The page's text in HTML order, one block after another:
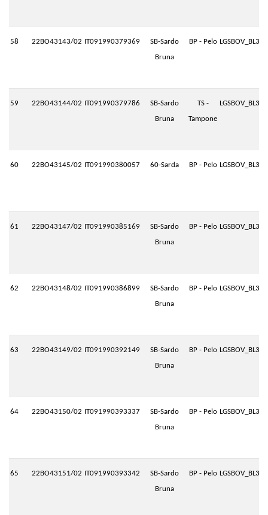
58 22BO43143/02 IT091990379369
SB-Sardo
Bruna
BP - Pelo LGSBOV_BL3.P
59 22BO43144/02 IT091990379786
SB-Sardo
Bruna
TS -
Tampone
LGSBOV_BL3.P
60 22BO43145/02 IT091990380057 60-Sarda BP - Pelo LGSBOV_BL3.P
61 22BO43147/02 IT091990385169
SB-Sardo
Bruna
BP - Pelo LGSBOV_BL3.P
62 22BO43148/02 IT091990386899
SB-Sardo
Bruna
BP - Pelo LGSBOV_BL3.P
63 22BO43149/02 IT091990392149
SB-Sardo
Bruna
BP - Pelo LGSBOV_BL3.P
64 22BO43150/02 IT091990393337
SB-Sardo
Bruna
BP - Pelo LGSBOV_BL3.P
65 22BO43151/02 IT091990393342
SB-Sardo
Bruna
BP - Pelo LGSBOV_BL3.P